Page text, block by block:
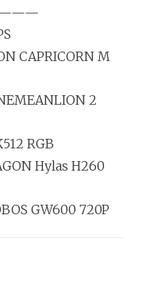
CAPRICORN M
2
RGB
Hylas H260
GW600 720P